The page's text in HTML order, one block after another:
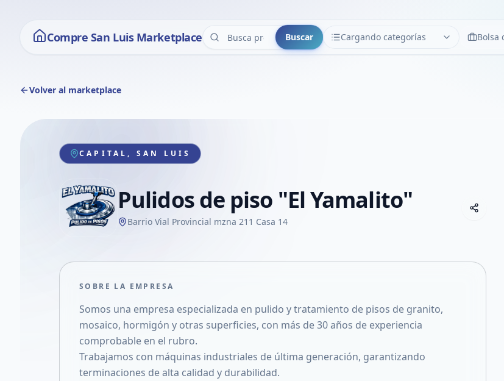
Compre San Luis Marketplace Buscar Cargando categorías
CATEGORÍAS LimpiarBolsa
Volver al marketplace
CAPITAL, SAN LUIS
Pulidos de piso "El Yamalito"
Barrio Vial Provincial mzna 211 Casa 14
SOBRE LA EMPRESA
Somos una empresa especializada en pulido y tratamiento de pisos de granito,
mosaico, hormigón y otras superficies, con más de 30 años de experiencia
comprobable en el rubro.
Trabajamos con máquinas industriales de última generación, garantizando
terminaciones de alta calidad y durabilidad.